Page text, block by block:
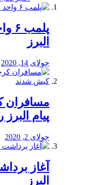
البرز
جولای 14, 2020
مسافران
پیام
جولای 2, 2020
آغاز
البرز